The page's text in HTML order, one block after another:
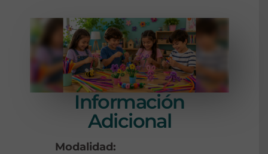
Información
Adicional
Modalidad: